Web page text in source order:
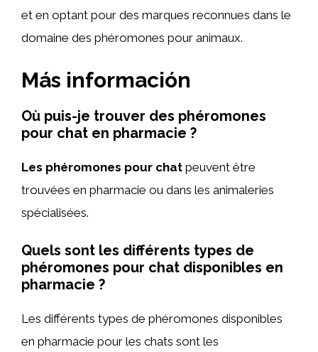
et en optant pour des marques reconnues dans le
domaine des phéromones pour animaux.
Más información
Où puis-je trouver des phéromones
pour chat en pharmacie ?
Les phéromones pour chat peuvent être
trouvées en pharmacie ou dans les animaleries
spécialisées.
Quels sont les différents types de
phéromones pour chat disponibles en
pharmacie ?
Les différents types de phéromones disponibles
en pharmacie pour les chats sont les